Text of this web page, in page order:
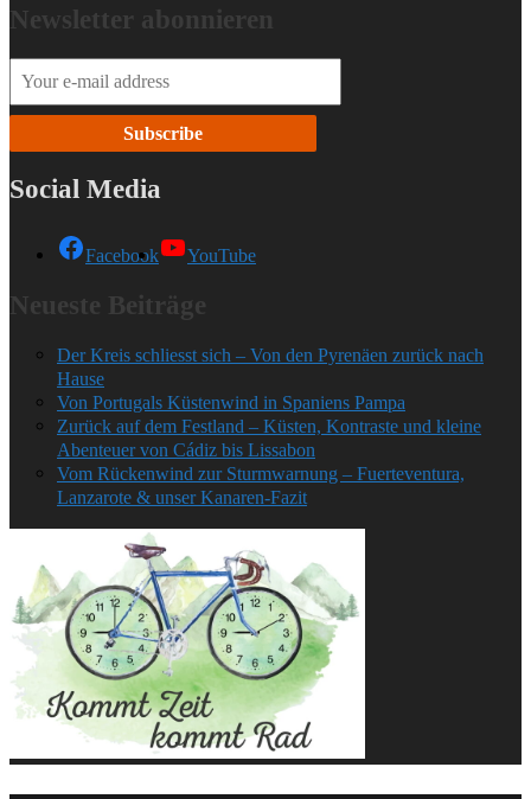
Newsletter abonnieren
Social Media
Facebook YouTube
Neueste Beiträge
Der Kreis schliesst sich – Von den Pyrenäen zurück nach
Hause
Von Portugals Küstenwind in Spaniens Pampa
Zurück auf dem Festland – Küsten, Kontraste und kleine
Abenteuer von Cádiz bis Lissabon
Vom Rückenwind zur Sturmwarnung – Fuerteventura,
Lanzarote & unser Kanaren-Fazit